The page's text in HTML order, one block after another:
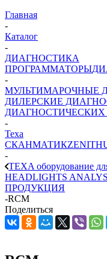
Главная
-
Каталог
-
ДИАГНОСТИКА
ПРОГРАММАТОРЫ
-
МУЛЬТИМАРОЧНЫЕ
ДИЛЕРСКИЕ
ДИАГНОСТИЧЕСКИХ
-
Texa
СКАНМАТИКZENITH
-
TEXA оборудование
HEADLIGHTS ANALYS
ПРОДУКЦИЯ
-RCM
Поделиться